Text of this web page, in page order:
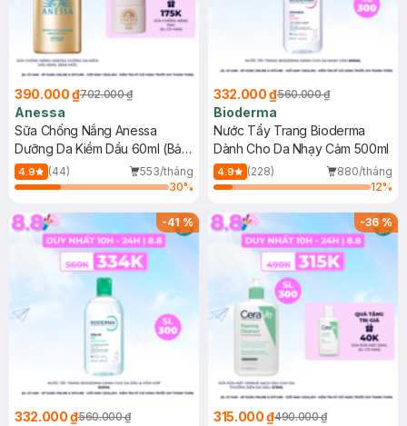
390.000 ₫702.000 ₫
Anessa
Sữa Chống Nắng Anessa
Dưỡng Da Kiềm Dầu 60ml (Bản
Mới)
4.9 (44)
553/tháng
30%
332.000 ₫560.000 ₫
Bioderma
Nước Tẩy Trang Bioderma
Dành Cho Da Nhạy Cảm 500ml
4.9 (228)
880/tháng
12%
-41%
332.000 ₫560.000 ₫
-36%
315.000 ₫490.000 ₫